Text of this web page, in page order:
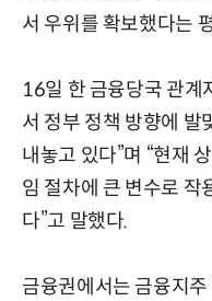
서 우위를 확보했다는
16일 한 금융당국 관계
서 정부 정책 방향에 발
내놓고 있다”며 “현재
임 절차에 큰 변수로 작
다”고 말했다.
금융권에서는 금융지